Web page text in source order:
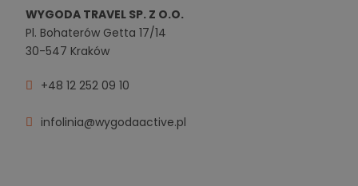
WYGODA TRAVEL SP. Z O.O.
Pl. Bohaterów Getta 17/14
30-547 Kraków
+48 12 252 09 10
infolinia@wygodaactive.pl